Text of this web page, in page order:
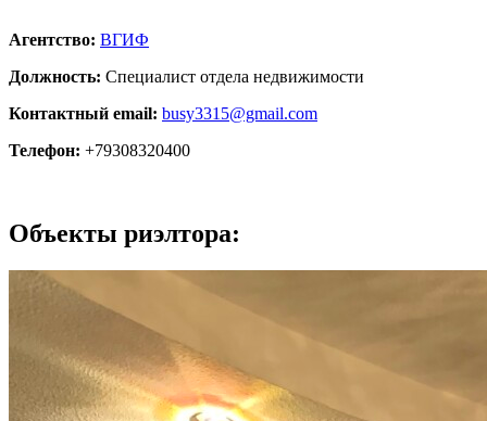
Агентство: ВГИФ
Должность: Специалист отдела недвижимости
Контактный email: busy3315@gmail.com
Телефон: +79308320400
Объекты риэлтора: